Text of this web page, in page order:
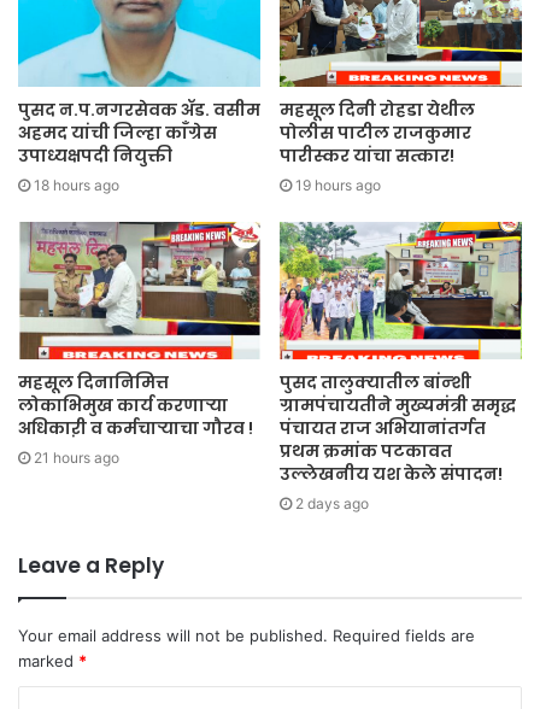
पुसद न.प.नगरसेवक ॲड. वसीम
अहमद यांची जिल्हा काँग्रेस
उपाध्यक्षपदी नियुक्ती
18 hours ago
महसूल दिनी रोहडा येथील
पोलीस पाटील राजकुमार
पारीस्कर यांचा सत्कार!
19 hours ago
महसूल दिनानिमित्त
लोकाभिमुख कार्य करणाऱ्या
अधिकाऱी व कर्मचाऱ्याचा गौरव !
21 hours ago
पुसद तालुक्यातील बांन्शी
ग्रामपंचायतीने मुख्यमंत्री समृद्ध
पंचायत राज अभियानांतर्गत
प्रथम क्रमांक पटकावत
उल्लेखनीय यश केले संपादन!
2 days ago
Leave a Reply
Your email address will not be published. Required fields are
marked *